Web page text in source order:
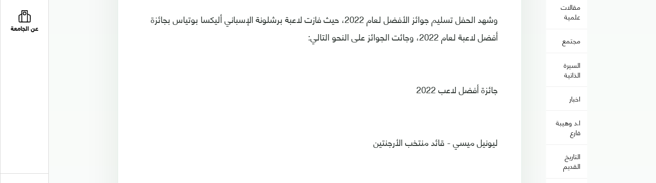
عن الجامعة
مقالات
علمية
مجتمع
السيرة
الذاتية
اخبار
ا.د وهيبة
فارع
التاريخ
القديم
وشهد الحفل تسليم جوائز الأفضل لعام 2022، حيث فازت لاعبة برشلونة الإسباني أليكسا بوتياس بجائزة
أفضل لاعبة لعام 2022، وجائت الجوائز على النحو التالي:
جائزة أفضل لاعب 2022
ليونيل ميسي - قائد منتخب الأرجنتين